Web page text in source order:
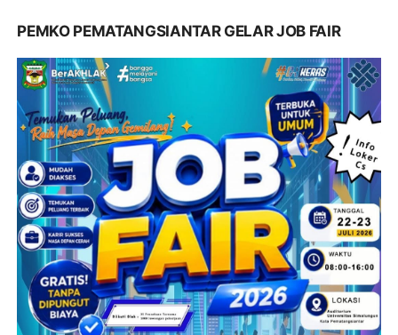
PEMKO PEMATANGSIANTAR GELAR JOB FAIR